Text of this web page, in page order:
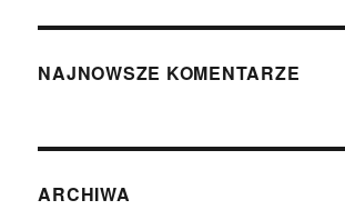
NAJNOWSZE KOMENTARZE
ARCHIWA